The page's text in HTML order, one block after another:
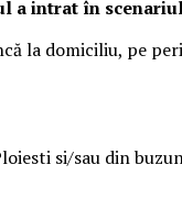
a intrat în
la domiciliu, pe
si/sau din